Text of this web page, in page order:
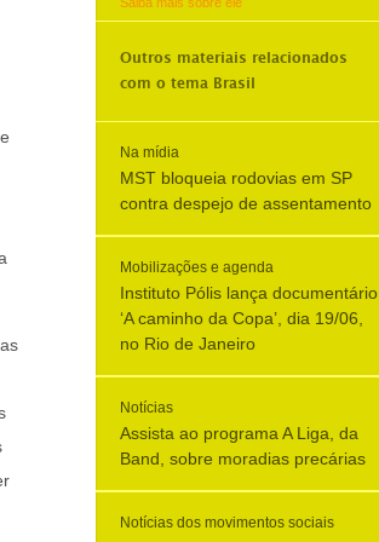
Outros materiais relacionados
com o tema
Brasil
Na mídia
MST bloqueia rodovias em SP
contra despejo de assentamento
Mobilizações e agenda
Instituto Pólis lança documentário
‘A caminho da Copa’, dia 19/06,
no Rio de Janeiro
Notícias
Assista ao programa A Liga, da
Band, sobre moradias precárias
Notícias dos movimentos sociais